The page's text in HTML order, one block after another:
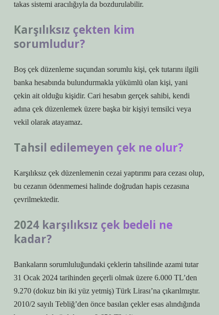
takas sistemi aracılığıyla da bozdurulabilir.
Karşılıksız çekten kim
sorumludur?
Boş çek düzenleme suçundan sorumlu kişi, çek tutarını ilgili
banka hesabında bulundurmakla yükümlü olan kişi, yani
çekin ait olduğu kişidir. Cari hesabın gerçek sahibi, kendi
adına çek düzenlemek üzere başka bir kişiyi temsilci veya
vekil olarak atayamaz.
Tahsil edilemeyen çek ne olur?
Karşılıksız çek düzenlemenin cezai yaptırımı para cezası olup,
bu cezanın ödenmemesi halinde doğrudan hapis cezasına
çevrilmektedir.
2024 karşılıksız çek bedeli ne
kadar?
Bankaların sorumluluğundaki çeklerin tahsilinde azami tutar
31 Ocak 2024 tarihinden geçerli olmak üzere 6.000 TL’den
9.270 (dokuz bin iki yüz yetmiş) Türk Lirası’na çıkarılmıştır.
2010/2 sayılı Tebliğ’den önce basılan çekler esas alındığında